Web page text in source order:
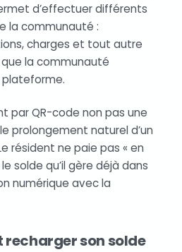
d’effectuer différents
la communauté :
charges et tout autre
la communauté
par QR-code non pas une
prolongement naturel d’un
résident ne paie pas « en
solde qu’il gère déjà dans
numérique avec la
recharger son solde